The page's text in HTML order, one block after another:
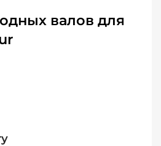
валов для